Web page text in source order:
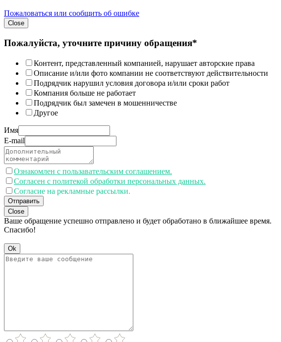
Пожаловаться или сообщить об ошибке
Close
Пожалуйста, уточните причину обращения*
Контент, представленный компанией, нарушает авторские права
Описание и/или фото компании не соответствуют действительности
Подрядчик нарушил условия договора и/или сроки работ
Компания больше не работает
Подрядчик был замечен в мошенничестве
Другое
Имя
E-mail
Ознакомлен с пользавательским соглашением.
Согласен с политекой обработки персональных данных.
Согласие на рекламные рассылки.
Отправить
Close
Ваше обращение успешно отправлено и будет обработано в ближайшее время.
Спасибо!
Ok